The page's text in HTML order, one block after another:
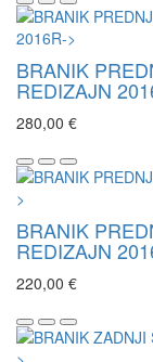
BRANIK
REDIZAJN
280,00 €
BRANIK
REDIZAJN
220,00 €